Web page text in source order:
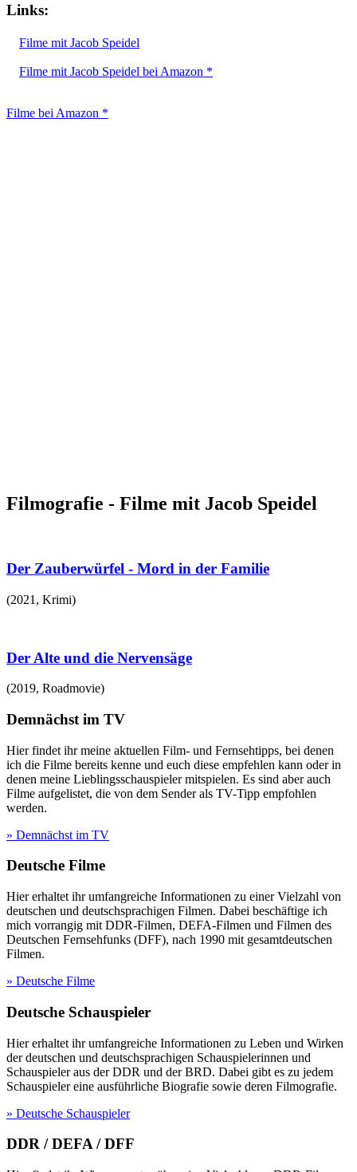
Links:
Filme mit Jacob Speidel
Filme mit Jacob Speidel bei Amazon *
Filme bei Amazon *
Filmografie - Filme mit Jacob Speidel
Der Zauberwürfel - Mord in der Familie
(2021 , Krimi)
Der Alte und die Nervensäge
(2019, Roadmovie)
Demnächst im TV
Hier findet ihr meine aktuellen Film- und Fernsehtipps, bei denen
ich die Filme bereits kenne und euch diese empfehlen kann oder in
denen meine Lieblingsschauspieler mitspielen. Es sind aber auch
Filme aufgelistet, die von dem Sender als TV-Tipp empfohlen
werden.
» Demnächst im TV
Deutsche Filme
Hier erhaltet ihr umfangreiche Informationen zu einer Vielzahl von
deutschen und deutschsprachigen Filmen. Dabei beschäftige ich
mich vorrangig mit DDR-Filmen, DEFA-Filmen und Filmen des
Deutschen Fernsehfunks (DFF), nach 1990 mit gesamtdeutschen
Filmen.
» Deutsche Filme
Deutsche Schauspieler
Hier erhaltet ihr umfangreiche Informationen zu Leben und Wirken
der deutschen und deutschsprachigen Schauspielerinnen und
Schauspieler aus der DDR und der BRD. Dabei gibt es zu jedem
Schauspieler eine ausführliche Biografie sowie deren Filmografie.
» Deutsche Schauspieler
DDR / DEFA / DFF